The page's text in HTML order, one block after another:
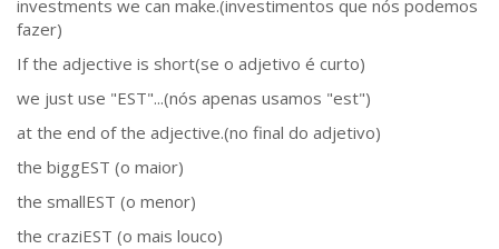
investments we can make.(investimentos que nós podemos
fazer)
If the adjective is short(se o adjetivo é curto)
we just use "EST"...(nós apenas usamos "est")
at the end of the adjective.(no final do adjetivo)
the biggEST (o maior)
the smallEST (o menor)
the craziEST (o mais louco)